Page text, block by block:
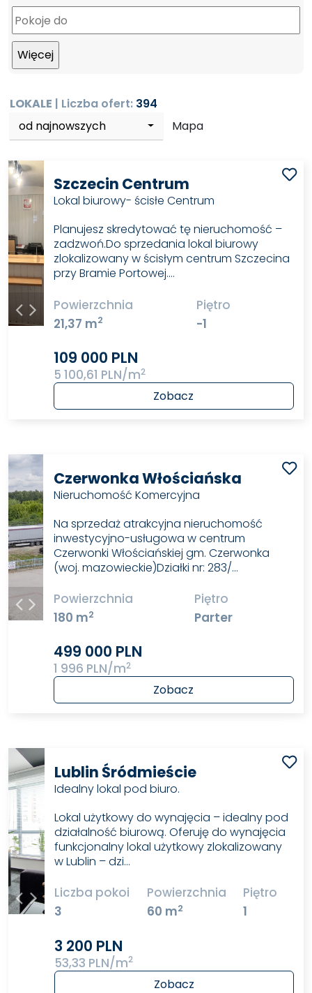
LOKALE | Liczba ofert: 394
od najnowszych
Mapa
Szczecin Centrum
Lokal biurowy- ścisłe Centrum
Planujesz skredytować tę nieruchomość –
zadzwoń.Do sprzedania lokal biurowy
zlokalizowany w ścisłym centrum Szczecina
przy Bramie Portowej.…
Powierzchnia
21,37 m2
Piętro
-1
109 000 PLN
5 100,61 PLN/m2
Zobacz
Czerwonka Włościańska
Nieruchomość Komercyjna
Na sprzedaż atrakcyjna nieruchomość
inwestycyjno-usługowa w centrum
Czerwonki Włościańskiej gm. Czerwonka
(woj. mazowieckie)Działki nr: 283/…
Powierzchnia
180 m2
Piętro
Parter
499 000 PLN
1 996 PLN/m2
Zobacz
Lublin Śródmieście
Idealny lokal pod biuro.
Lokal użytkowy do wynajęcia – idealny pod
działalność biurową. Oferuję do wynajęcia
funkcjonalny lokal użytkowy zlokalizowany
w Lublin – dzi…
Liczba pokoi
3
Powierzchnia
60 m2
Piętro
1
3 200 PLN
53,33 PLN/m2
Zobacz